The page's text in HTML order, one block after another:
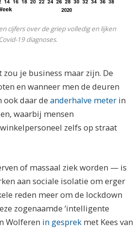
cijfers over de griep volledig en lijken
19 diagnoses.
je business maar zijn. De
en wanneer men de deuren
ook daar de anderhalve meter in
waarbij mensen
zelfs op straat
of massaal ziek worden — is
aan sociale isolatie om erger
reden meer om de lockdown
zogenaamde ‘intelligente
Wolferen in gesprek met Kees van